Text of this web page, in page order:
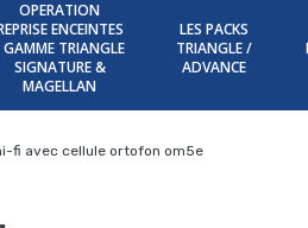
OPERATION
ENCEINTES
TRIANGLE
SIGNATURE &
MAGELLAN
LES PACKS
TRIANGLE /
ADVANCE
fi avec cellule ortofon om5e